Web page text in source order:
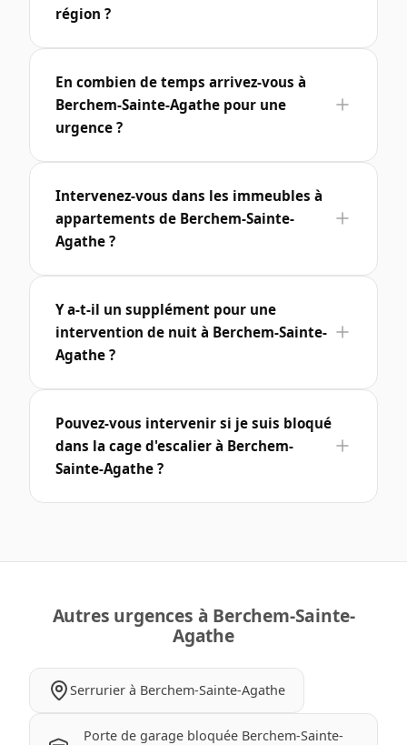
région ?
En combien de temps arrivez-vous à
Berchem-Sainte-Agathe pour une
urgence ?
Intervenez-vous dans les immeubles à
appartements de Berchem-Sainte-
Agathe ?
Y a-t-il un supplément pour une
intervention de nuit à Berchem-Sainte-
Agathe ?
Pouvez-vous intervenir si je suis bloqué
dans la cage d'escalier à Berchem-
Sainte-Agathe ?
Autres urgences à Berchem-Sainte-
Agathe
Serrurier à Berchem-Sainte-Agathe
Porte de garage bloquée Berchem-Sainte-